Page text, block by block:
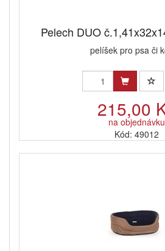
Pelech DUO
pelíšek pro psa či
215,00
na objednávku
Kód: 49012